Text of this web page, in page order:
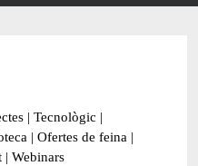
| Tecnològic |
| Ofertes de feina |
| Webinars